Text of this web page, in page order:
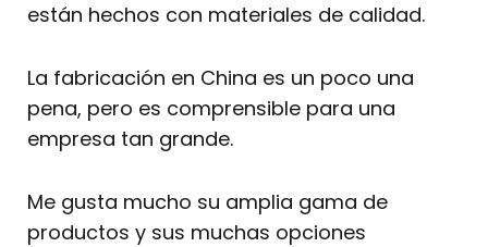
están hechos con materiales de calidad.
La fabricación en China es un poco una
pena, pero es comprensible para una
empresa tan grande.
Me gusta mucho su amplia gama de
productos y sus muchas opciones